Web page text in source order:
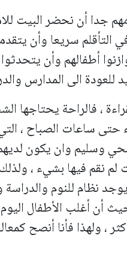
جدا أن نحضر البيت
سريعا وأن
أطفالهم وأن
الى المدارس
، فالراحة يحتاجها
ساعات الصباح ،
وسليم وان يكون
لم نقم فيها بشيء ،
نظام للنوم
أن أغلب الأطفال
، ولهذا فأنا أنصح